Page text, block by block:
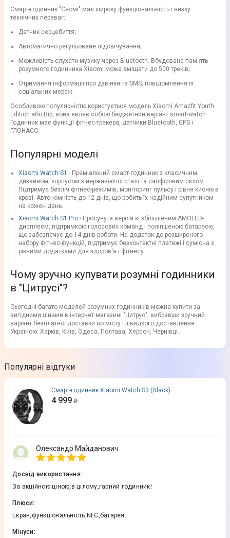
Смарт-годинник "Сяомі" має широку функціональність і низку
технічних переваг:
Датчик серцебиття;
Автоматично регульоване підсвічування;
Можливість слухати музику через Bluetooth. Вбудована пам'ять
розумного годинника Xiaomi може вміщати до 500 треків;
Отримання інформації про дзвінки та SMS, повідомлення із
соціальних мереж.
Особливою популярністю користується модель Xiaomi Amazfit Youth
Edition або Bip, вона являє собою бюджетний варіант smart-watch.
Годинник має функції фітнес-трекера, датчики Bluetooth, GPS і
ГЛОНАСС.
Популярні моделі
Xiaomi Watch S1 - Преміальний смарт-годинник з класичним
дизайном, корпусом з нержавіючої сталі та сапфіровим склом.
Підтримує безліч фітнес-режимів, моніторинг пульсу і рівня кисню в
крові. Автономність до 12 днів, що робить їх надійним супутником
на кожен день.
Xiaomi Watch S1 Pro - Просунута версія зі збільшеним AMOLED-
дисплеєм, підтримкою голосових команд і поліпшеною батареєю,
що забезпечує до 14 днів роботи. На додаток до розширеного
набору фітнес-функцій, підтримує безконтактні платежі і сумісна з
різними додатками для здоров'я і фітнесу.
Чому зручно купувати розумні годинники
в "Цитрусі"?
Сьогодні багато моделей розумних годинників можна купити за
вигідними цінами в інтернет магазині "Цитрус", вибравши зручний
варіант безплатної доставки по місту і швидкого доставлення
Україною: Харків, Київ, Одеса, Полтава, Херсон, Чернівці.
Популярні відгуки
Смарт-годинник Xiaomi Watch S3 (Black)
4 999 ₴
Олександр Майданович
Досвід використання:
За акційною ціною,в цілому,гарний годинник!
Плюси:
Екран,функціональність,NFC,батарея.
Мінуси: